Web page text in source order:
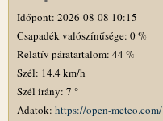
Időpont: 2026-08-08 10:15
Csapadék valószínűsége: 0 %
Relatív páratartalom: 44 %
Szél: 14.4 km/h
Szél irány: 7 °
Adatok: https://open-meteo.com/